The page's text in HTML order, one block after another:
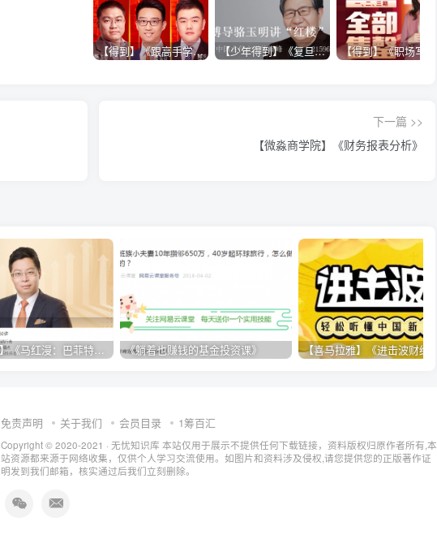
【得到】《跟高手学销售系列课》 【少年得到】《复旦博导骆玉明讲“红楼”》
下一篇 >>
【微淼商学院】《财务报表分析》
【喜马拉雅】《马红漫：巴菲特价值投资50讲》 《躺着也赚钱的基金投资课》
免责声明 关于我们 会员目录 1筹百汇
Copyright © 2020-2021 · 无忧知识库 本站仅用于展示不提供任何下载链接，资料版权归原作者所有,本
站资源都来源于网络收集，仅供个人学习交流使用。如图片和资料涉及侵权,请您提供您的正版著作证
明发到我们邮箱，核实通过后我们立刻删除。